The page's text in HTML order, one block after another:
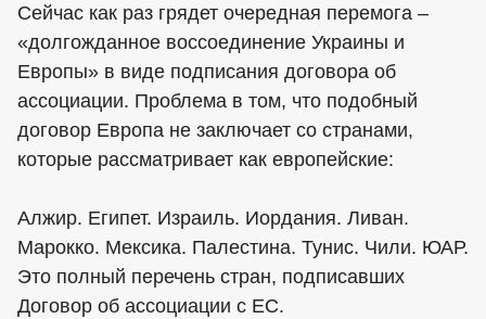
Сейчас как раз грядет очередная перемога –
«долгожданное воссоединение Украины и
Европы» в виде подписания договора об
ассоциации. Проблема в том, что подобный
договор Европа не заключает со странами,
которые рассматривает как европейские:
Алжир. Египет. Израиль. Иордания. Ливан.
Марокко. Мексика. Палестина. Тунис. Чили. ЮАР.
Это полный перечень стран, подписавших
Договор об ассоциации с ЕС.